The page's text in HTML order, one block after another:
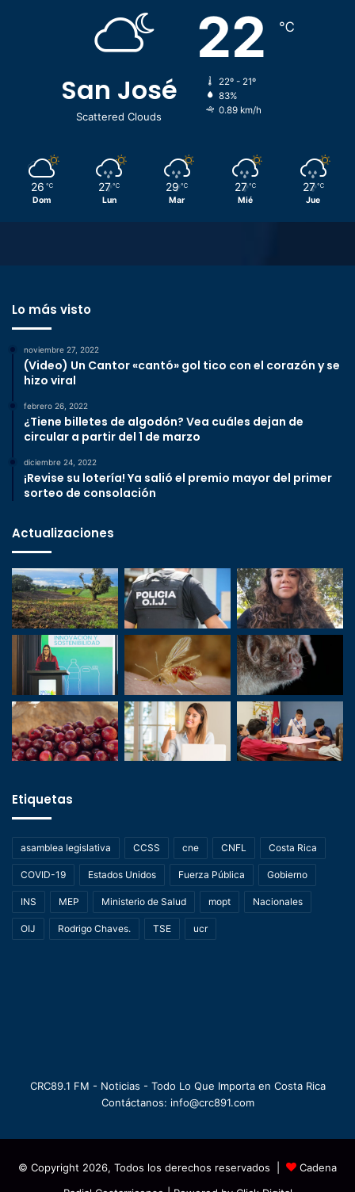
San José
Scattered Clouds
22 ℃
22º - 21º
83%
0.89 km/h
26 ℃
Dom
27 ℃
Lun
29 ℃
Mar
27 ℃
Mié
27 ℃
Jue
Lo más visto
noviembre 27, 2022
(Video) Un Cantor «cantó» gol tico con el corazón y se
hizo viral
febrero 26, 2022
¿Tiene billetes de algodón? Vea cuáles dejan de
circular a partir del 1 de marzo
diciembre 24, 2022
¡Revise su lotería! Ya salió el premio mayor del primer
sorteo de consolación
Actualizaciones
Etiquetas
asamblea legislativa CCSS cne CNFL Costa Rica
COVID-19 Estados Unidos Fuerza Pública Gobierno
INS MEP Ministerio de Salud mopt Nacionales
OIJ Rodrigo Chaves. TSE ucr
CRC89.1 FM - Noticias - Todo Lo Que Importa en Costa Rica
Contáctanos: info@crc891.com
© Copyright 2026, Todos los derechos reservados |
Cadena